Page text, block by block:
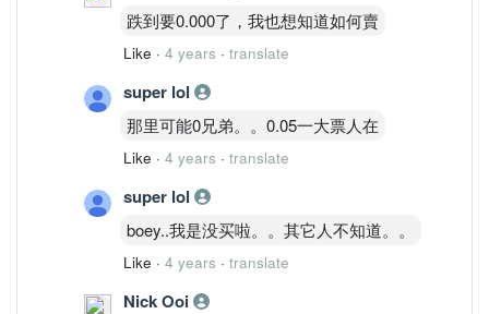
跌到要0.000了，我也想知道如何賣
Like · 4 years · translate
super lol
那里可能0兄弟。。0.05一大票人在
Like · 4 years · translate
super lol
boey..我是没买啦。。其它人不知道。。
Like · 4 years · translate
Nick Ooi